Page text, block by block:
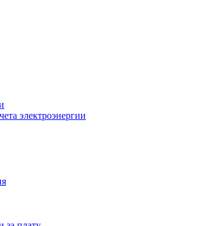
электроэнергии